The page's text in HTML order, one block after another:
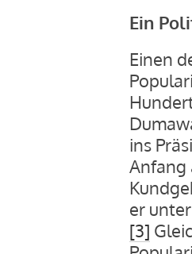
Ein
Einen
ins
Anfang
er
[3]